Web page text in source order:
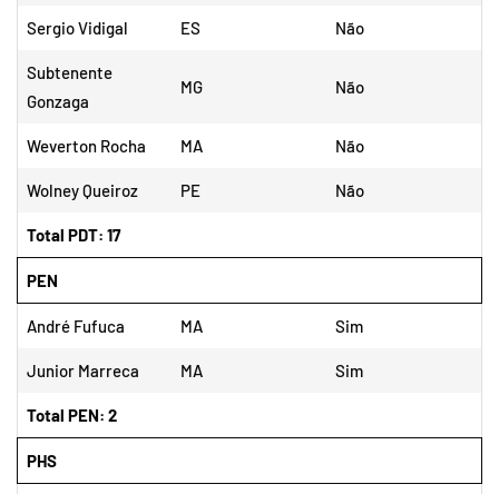
Sergio Vidigal ES Não
Subtenente
Gonzaga
MG Não
Weverton Rocha MA Não
Wolney Queiroz PE Não
Total PDT: 17
PEN
André Fufuca MA Sim
Junior Marreca MA Sim
Total PEN: 2
PHS